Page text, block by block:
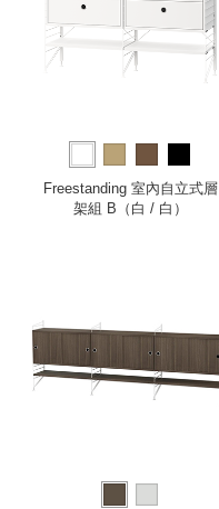
Freestanding 室內自立式層
架組 B（白 / 白）